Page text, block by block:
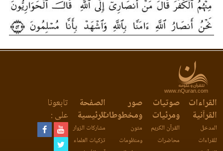
www.nQuran.com
القراءات
القرآنية
المدخل
للقراءات
صوتيات
ومرئيات
القرآن الكريم
محاضرات
صور
ومخطوطات
متون
ومنظومات
الصفحة
الرئيسية
مشاركات الزوار
تزكيات العلماء
تابعونا
على :